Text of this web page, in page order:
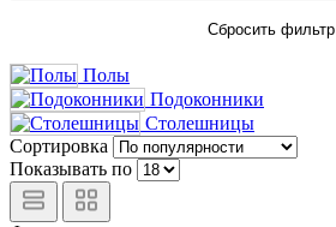
Сбросить фильтр
Полы
Подоконники
Столешницы
Сортировка
Показывать по